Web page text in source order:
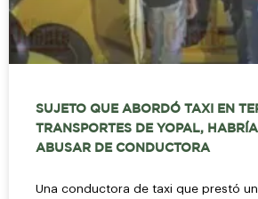
SUJETO QUE ABORDÓ TAXI EN
TRANSPORTES DE YOPAL,
ABUSAR DE CONDUCTORA
Una conductora de taxi que prestó